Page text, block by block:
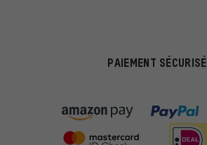
PAIEMENT SÉCURISÉ